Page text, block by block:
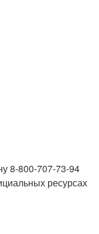
8-800-707-73-94
ресурсах